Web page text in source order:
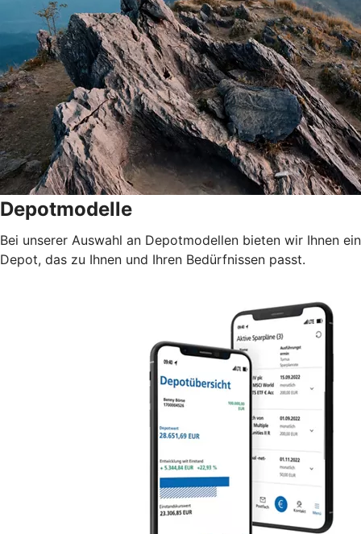
Depotmodelle
Bei unserer Auswahl an Depotmodellen bieten wir Ihnen ein
Depot, das zu Ihnen und Ihren Bedürfnissen passt.